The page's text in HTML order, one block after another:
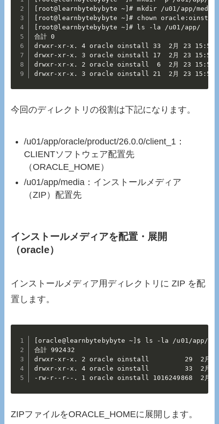
[root@learnbytebybyte ~]# mkdir /u01/app/media
[root@learnbytebybyte ~]# chown
[root@learnbytebybyte ~]# ls -la /u01/app/
合計 0
drwxr-xr-x. 4 oracle oinstall 33  2月 23 15:58
drwxr-xr-x. 3 oracle oinstall 17  2月 23
drwxr-xr-x. 2 oracle oinstall  6  2月 23 15:58
drwxr-xr-x. 3 oracle oinstall 21  2月 23 15:58
今回のディレクトリの役割は下記になります。
/u01/app/oracle/product/26.0.0/client_1：
CLIENTソフトウェア配置先
（ORACLE_HOME）
/u01/app/media：インストールメディア
（ZIP）配置先
インストールメディアを配置・展開
（oracle）
インストールメディア用ディレクトリに ZIP を配
置します。
[oracle@learnbytebybyte ~]$ ls -la /u01/app/
合計 992432
drwxr-xr-x. 2 oracle oinstall         29  2月
drwxr-xr-x. 4 oracle oinstall         33  2月
-rw-r--r--. 1 oracle oinstall 1016249868  2月
ZIPファイルをORACLE_HOMEに展開します。